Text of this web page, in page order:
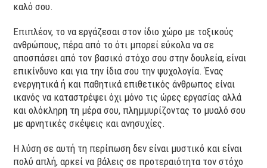
καλό σου.
Επιπλέον, το να εργάζεσαι στον ίδιο χώρο με τοξικούς
ανθρώπους, πέρα από το ότι μπορεί εύκολα να σε
αποσπάσει από τον βασικό στόχο σου στην δουλεία, είναι
επικίνδυνο και για την ίδια σου την ψυχολογία. Ένας
ενεργητικά ή και παθητικά επιθετικός άνθρωπος είναι
ικανός να καταστρέψει όχι μόνο τις ώρες εργασίας αλλά
και ολόκληρη τη μέρα σου, πλημμυρίζοντας το μυαλό σου
με αρνητικές σκέψεις και ανησυχίες.
Η λύση σε αυτή τη περίπωση δεν είναι μυστικό και είναι
πολύ απλή, αρκεί να βάλεις σε προτεραιότητα τον στόχο